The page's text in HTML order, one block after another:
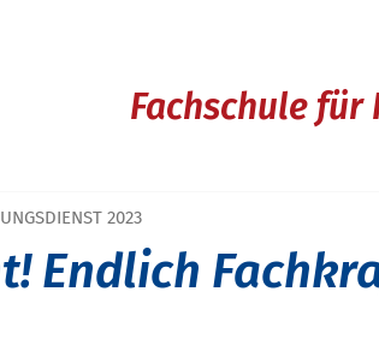
Fachschule
2023
Endlich